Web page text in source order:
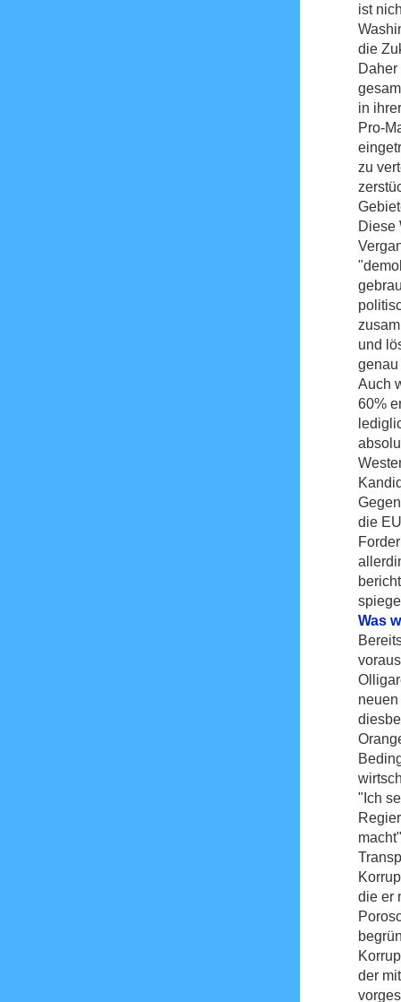
ist
die
in
Pro-
zu
Diese
und
Auch
60%
die
Was
"Ich
die er
der